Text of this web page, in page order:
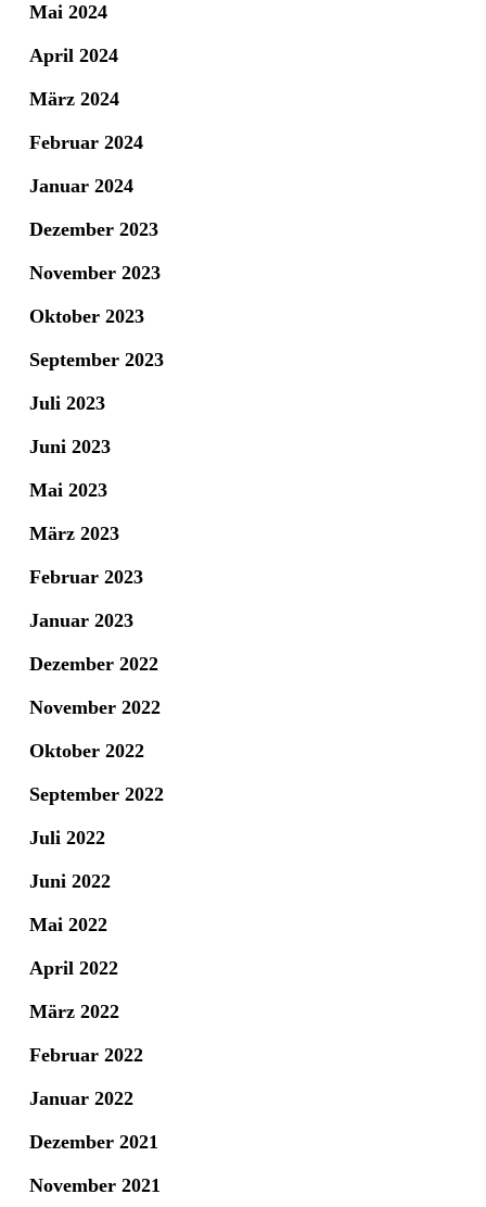
Mai 2024
April 2024
März 2024
Februar 2024
Januar 2024
Dezember 2023
November 2023
Oktober 2023
September 2023
Juli 2023
Juni 2023
Mai 2023
März 2023
Februar 2023
Januar 2023
Dezember 2022
November 2022
Oktober 2022
September 2022
Juli 2022
Juni 2022
Mai 2022
April 2022
März 2022
Februar 2022
Januar 2022
Dezember 2021
November 2021